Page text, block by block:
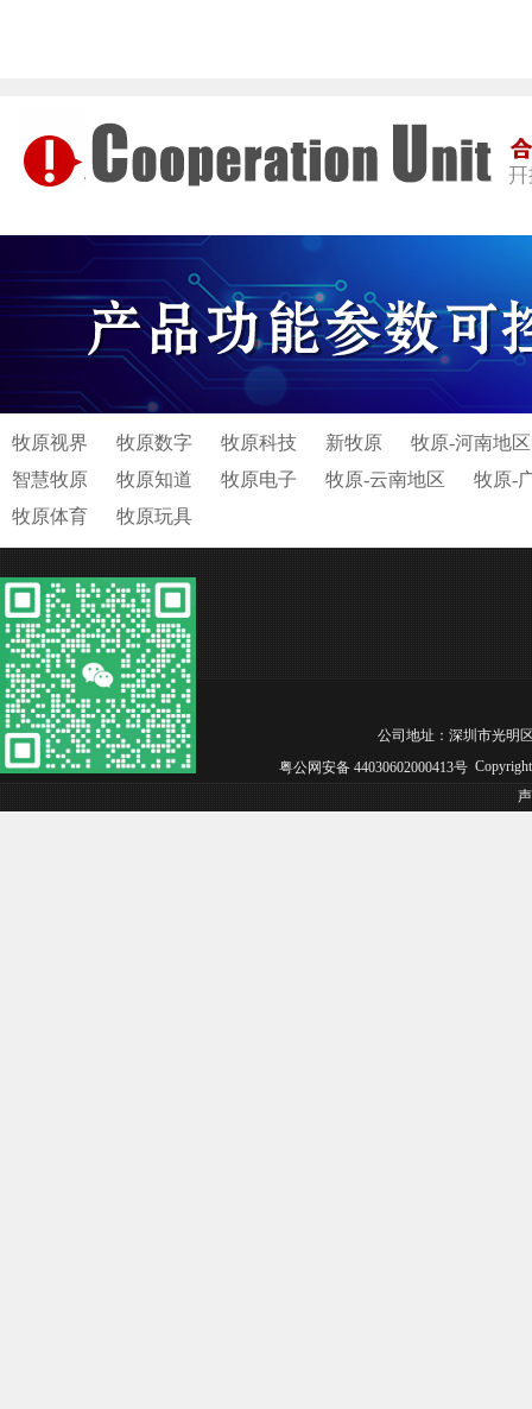
牧原视界 牧原数字 牧原科技 新牧原
牧原-河南地区
智慧牧原
牧原知道 牧原电子 牧原-云南地区
牧原-
牧原体育
牧原玩具
公司地址：深圳市光明
粤公网安备 44030602000413号